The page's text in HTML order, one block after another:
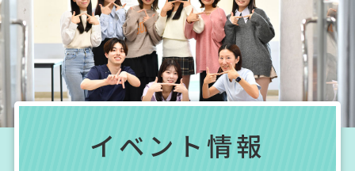
イベント情報